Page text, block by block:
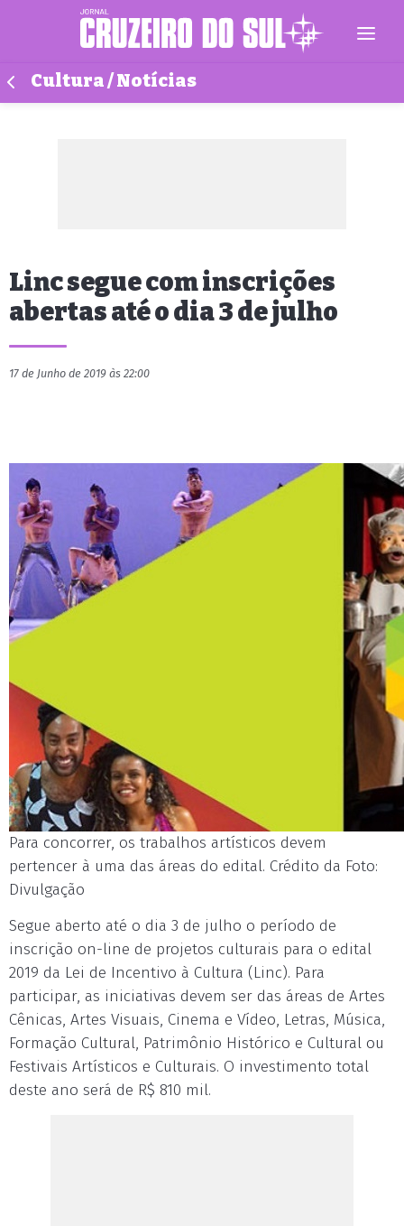
Cultura / Notícias
Linc segue com inscrições
abertas até o dia 3 de julho
17 de Junho de 2019 às 22:00
Para concorrer, os trabalhos artísticos devem
pertencer à uma das áreas do edital. Crédito da Foto:
Divulgação
Segue aberto até o dia 3 de julho o período de
inscrição on-line de projetos culturais para o edital
2019 da Lei de Incentivo à Cultura (Linc). Para
participar, as iniciativas devem ser das áreas de Artes
Cênicas, Artes Visuais, Cinema e Vídeo, Letras, Música,
Formação Cultural, Patrimônio Histórico e Cultural ou
Festivais Artísticos e Culturais. O investimento total
deste ano será de R$ 810 mil.